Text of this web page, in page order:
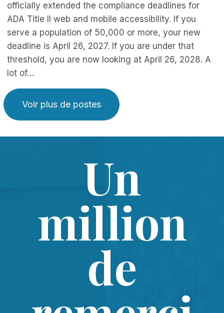
officially extended the compliance deadlines for
ADA Title II web and mobile accessibility. If you
serve a population of 50,000 or more, your new
deadline is April 26, 2027. If you are under that
threshold, you are now looking at April 26, 2028. A
lot of…
Voir plus de postes
Un
million
de